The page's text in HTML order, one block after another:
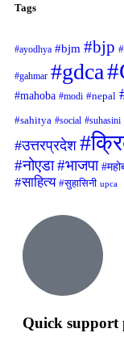
Tags
#ayodhya #bjm #bjp
#gahmar #gdca
#mahoba #modi #nepal
#sahitya #social #suhasini
#उत्तरप्रदेश
#नोएडा#भाजपा
#साहित्य #सुहासिनी upca
Quick support